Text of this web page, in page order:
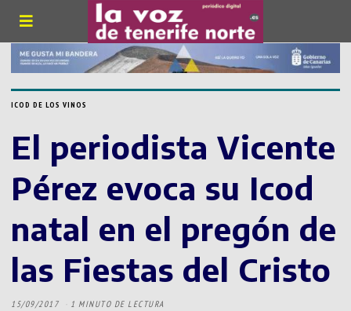
ICOD DE LOS VINOS
El periodista Vicente
Pérez evoca su Icod
natal en el pregón de
las Fiestas del Cristo
15/09/2017 1 MINUTO DE LECTURA